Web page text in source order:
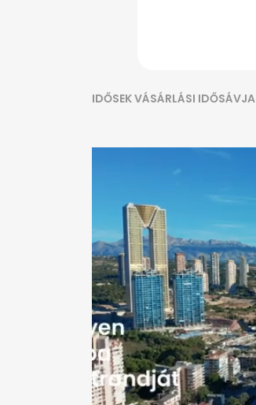
IDŐSEK VÁSÁRLÁSI IDŐSÁVJA